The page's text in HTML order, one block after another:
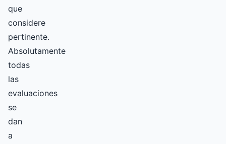
que
considere
pertinente.
Absolutamente
todas
las
evaluaciones
se
dan
a